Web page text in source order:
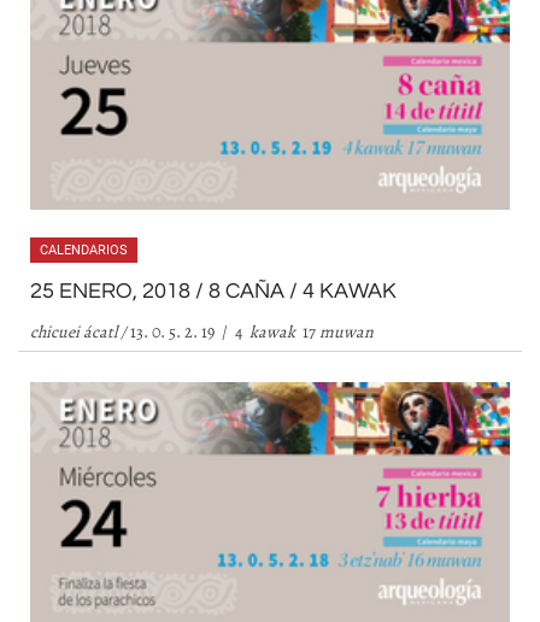
CALENDARIOS
25 ENERO, 2018 / 8 CAÑA / 4 KAWAK
chicuei ácatl /13. 0. 5. 2. 19 / 4 kawak 17muwan